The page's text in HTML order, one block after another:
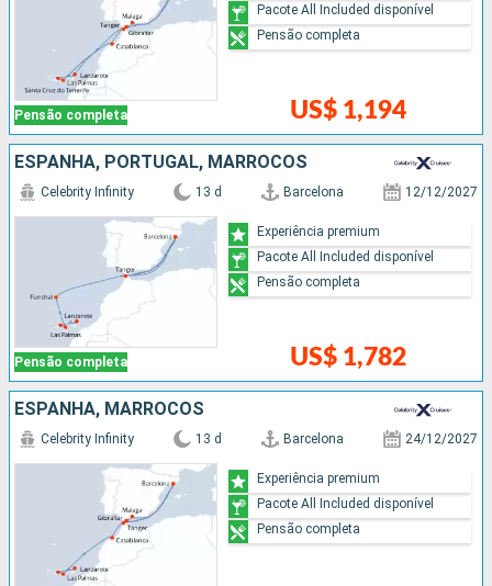
Pensão completa US$ 1,194
Pacote All Included disponível
Pensão completa
ESPANHA, PORTUGAL, MARROCOS
Pensão completa
Celebrity Infinity 13 d Barcelona 12/12/2027
US$ 1,782
Experiência premium
Pacote All Included disponível
Pensão completa
ESPANHA, MARROCOS
Celebrity Infinity 13 d Barcelona 24/12/2027
Experiência premium
Pacote All Included disponível
Pensão completa